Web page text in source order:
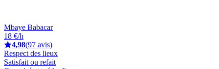
Mbaye Babacar
18 €/h
4,98(97 avis)
Respect des lieux
Satisfait ou refait